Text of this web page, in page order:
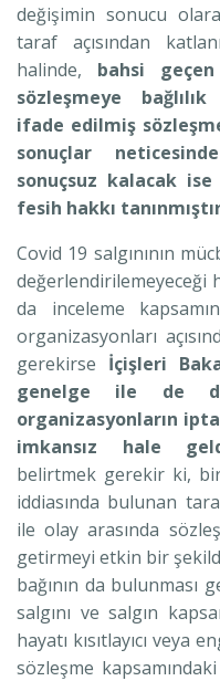
değişimin sonucu
taraf açısından
halinde, bahsi
sözleşmeye
ifade edilmiş
sonuçlar
sonuçsuz kalacak
fesih hakkı
Covid 19 salgınının
değerlendirilemeyeceği
da inceleme
organizasyonları
gerekirse İçişleri
genelge ile de
organizasyonların
imkansız hale
belirtmek gerekir ki,
iddiasında bulunan
ile olay arasında
getirmeyi etkin bir
bağının da bulunması
salgını ve salgın
hayatı kısıtlayıcı
sözleşme